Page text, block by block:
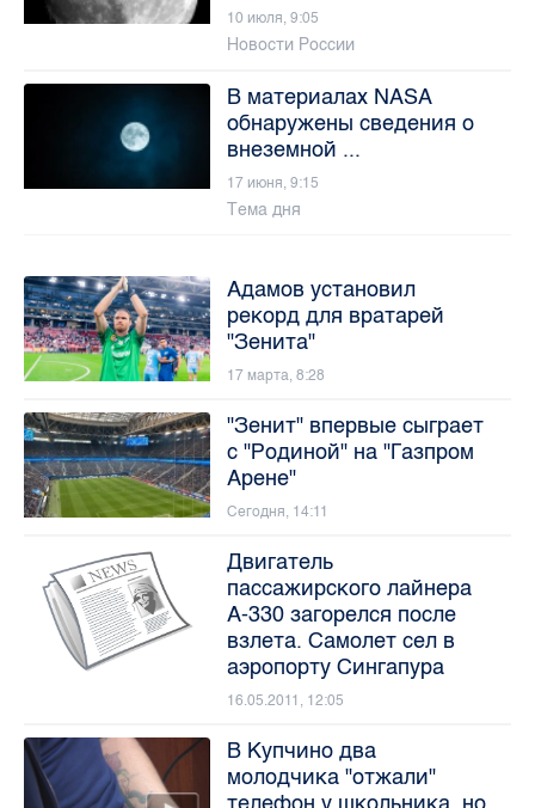
10 июля, 9:05
Новости России
В материалах NASA
обнаружены сведения о
внеземной ...
17 июня, 9:15
Тема дня
Адамов установил
рекорд для вратарей
"Зенита"
17 марта, 8:28
"Зенит" впервые сыграет
с "Родиной" на "Газпром
Арене"
Сегодня, 14:11
Двигатель
пассажирского лайнера
А-330 загорелся после
взлета. Самолет сел в
аэропорту Сингапура
16.05.2011, 12:05
В Купчино два
молодчика "отжали"